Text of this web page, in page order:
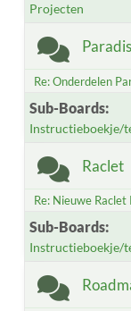
Projecten
Re: Onderdelen
Sub-Boards
Instructieboekje/
Raclet
Re: Nieuwe Raclet
Sub-Boards
Instructieboekje/